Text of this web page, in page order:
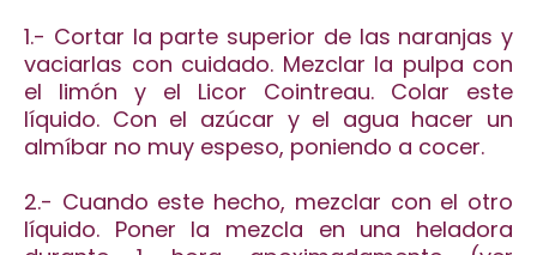
1.- Cortar la parte superior de las naranjas y
vaciarlas con cuidado. Mezclar la pulpa con
el limón y el Licor Cointreau. Colar este
líquido. Con el azúcar y el agua hacer un
almíbar no muy espeso, poniendo a cocer.
2.- Cuando este hecho, mezclar con el otro
líquido. Poner la mezcla en una heladora